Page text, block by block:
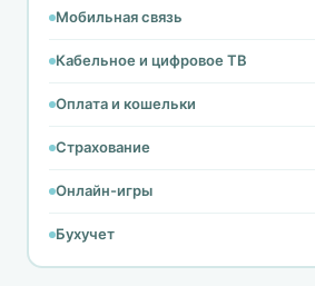
Мобильная связь
Кабельное и цифровое ТВ
Оплата и кошельки
Страхование
Онлайн-игры
Бухучет